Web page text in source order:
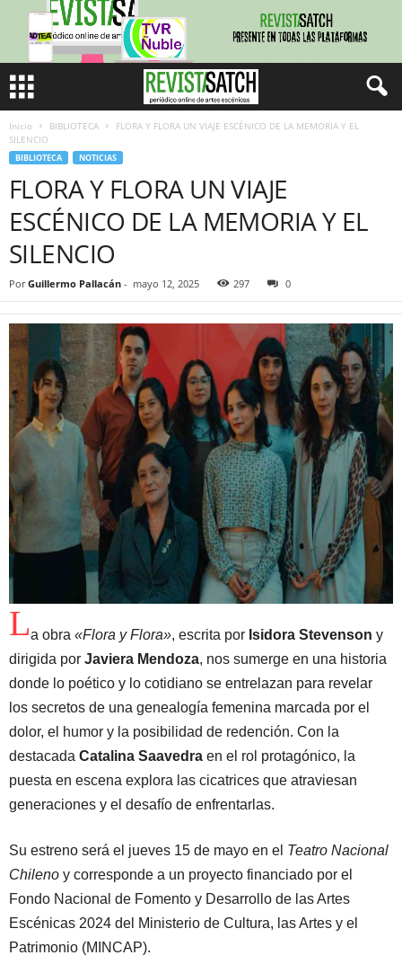
Inicio BIBLIOTECA
FLORA Y FLORA UN VIAJE ESCÉNICO DE LA MEMORIA Y EL
SILENCIO
BIBLIOTECA NOTICIAS
FLORA Y FLORA UN VIAJE
ESCÉNICO DE LA MEMORIA Y EL
SILENCIO
Por Guillermo Pallacán - mayo 12, 2025 297 0
La obra «Flora y Flora», escrita por Isidora Stevenson y
dirigida por Javiera Mendoza, nos sumerge en una historia
donde lo poético y lo cotidiano se entrelazan para revelar
los secretos de una genealogía femenina marcada por el
dolor, el humor y la posibilidad de redención. Con la
destacada Catalina Saavedra en el rol protagónico, la
puesta en escena explora las cicatrices que atraviesan
generaciones y el desafío de enfrentarlas.
Su estreno será el jueves 15 de mayo en el Teatro Nacional
Chileno y corresponde a un proyecto financiado por el
Fondo Nacional de Fomento y Desarrollo de las Artes
Escénicas 2024 del Ministerio de Cultura, las Artes y el
Patrimonio (MINCAP).